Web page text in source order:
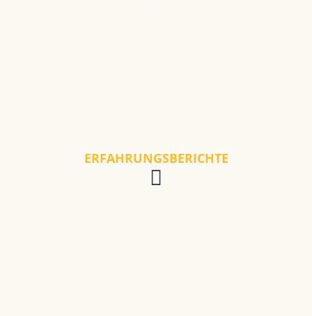
ERFAHRUNGSBERICHTE